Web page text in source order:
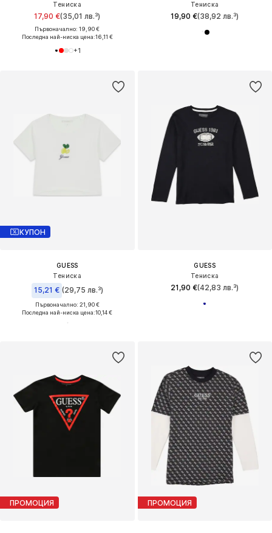
Тениска
17,90 €(35,01 лв.³)
Първоначално: 19,90 €
Последна най-ниска цена:16,11 €
+1
Тениска
19,90 €(38,92 лв.³)
КУПОН
GUESS
Тениска
15,21 € (29,75 лв.³)
Първоначално: 21,90 €
Последна най-ниска цена:10,14 €
GUESS
Тениска
21,90 €(42,83 лв.³)
ПРОМОЦИЯ ПРОМОЦИЯ